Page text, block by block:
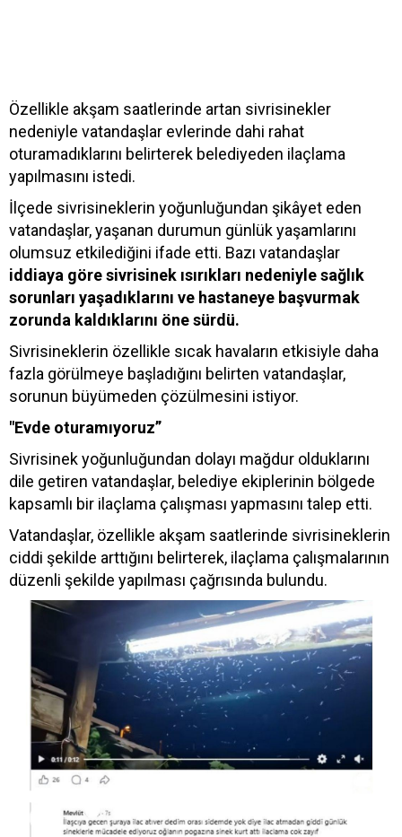
Özellikle akşam saatlerinde artan sivrisinekler
nedeniyle vatandaşlar evlerinde dahi rahat
oturamadıklarını belirterek belediyeden ilaçlama
yapılmasını istedi.
İlçede sivrisineklerin yoğunluğundan şikâyet eden
vatandaşlar, yaşanan durumun günlük yaşamlarını
olumsuz etkilediğini ifade etti. Bazı vatandaşlar
iddiaya göre sivrisinek ısırıkları nedeniyle sağlık
sorunları yaşadıklarını ve hastaneye başvurmak
zorunda kaldıklarını öne sürdü.
Sivrisineklerin özellikle sıcak havaların etkisiyle daha
fazla görülmeye başladığını belirten vatandaşlar,
sorunun büyümeden çözülmesini istiyor.
"Evde oturamıyoruz”
Sivrisinek yoğunluğundan dolayı mağdur olduklarını
dile getiren vatandaşlar, belediye ekiplerinin bölgede
kapsamlı bir ilaçlama çalışması yapmasını talep etti.
Vatandaşlar, özellikle akşam saatlerinde sivrisineklerin
ciddi şekilde arttığını belirterek, ilaçlama çalışmalarının
düzenli şekilde yapılması çağrısında bulundu.